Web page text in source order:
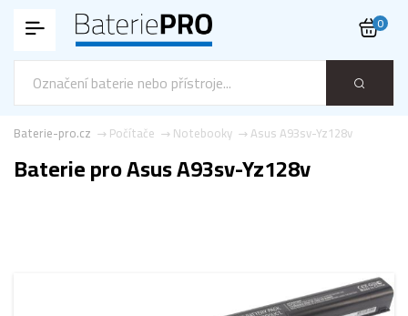
0
Asus A93sv-Yz128v
Notebooky
Počítače
Baterie-pro.cz
Baterie pro Asus A93sv-Yz128v